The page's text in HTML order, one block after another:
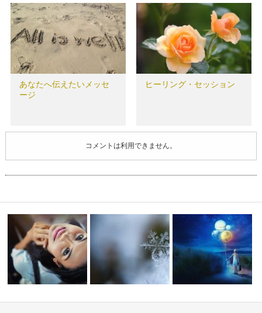
あなたへ伝えたいメッセ
ージ
ヒーリング・セッション
コメントは利用できません。